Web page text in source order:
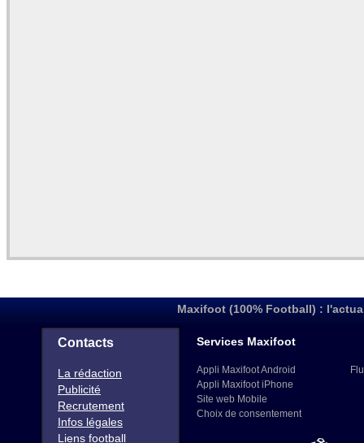
Maxifoot (100% Football) :
Contacts
La rédaction
Publicité
Recrutement
Infos légales
Liens football
Services Maxifoot
Appli Maxifoot Android
Appli Maxifoot iPhone
Site web Mobile
Choix de consentement